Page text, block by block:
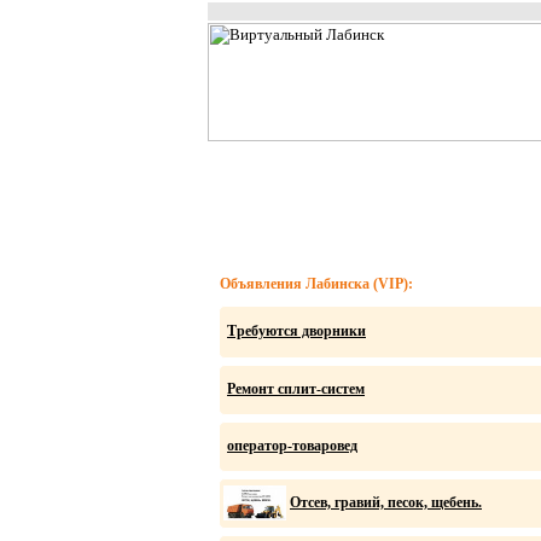
Объявления Лабинска (VIP):
Требуются дворники
Ремонт сплит-систем
оператор-товаровед
Отсев, гравий, песок, щебень.